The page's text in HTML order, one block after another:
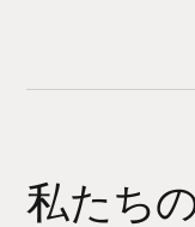
私たち